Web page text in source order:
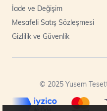
İade ve Değişim
Mesafeli Satış Sözleşmesi
Gizlilik ve Güvenlik
© 2025 Yusem